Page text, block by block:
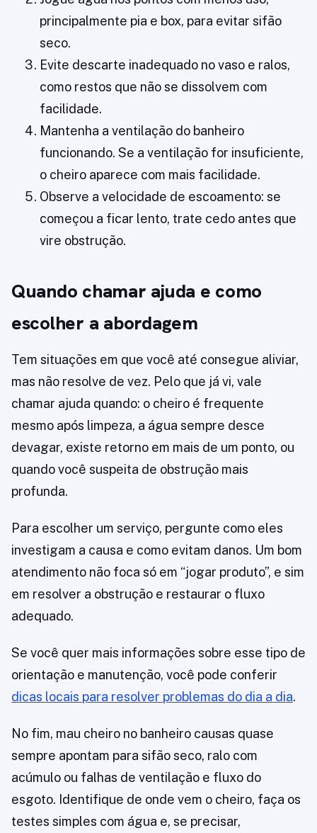
principalmente pia e box, para evitar sifão
seco.
Evite descarte inadequado no vaso e ralos,
como restos que não se dissolvem com
facilidade.
Mantenha a ventilação do banheiro
funcionando. Se a ventilação for insuficiente,
o cheiro aparece com mais facilidade.
Observe a velocidade de escoamento: se
começou a ficar lento, trate cedo antes que
vire obstrução.
Quando chamar ajuda e como
escolher a abordagem
Tem situações em que você até consegue aliviar,
mas não resolve de vez. Pelo que já vi, vale
chamar ajuda quando: o cheiro é frequente
mesmo após limpeza, a água sempre desce
devagar, existe retorno em mais de um ponto, ou
quando você suspeita de obstrução mais
profunda.
Para escolher um serviço, pergunte como eles
investigam a causa e como evitam danos. Um bom
atendimento não foca só em “jogar produto”, e sim
em resolver a obstrução e restaurar o fluxo
adequado.
Se você quer mais informações sobre esse tipo de
orientação e manutenção, você pode conferir
dicas locais para resolver problemas do dia a dia.
No fim, mau cheiro no banheiro causas quase
sempre apontam para sifão seco, ralo com
acúmulo ou falhas de ventilação e fluxo do
esgoto. Identifique de onde vem o cheiro, faça os
testes simples com água e, se precisar,